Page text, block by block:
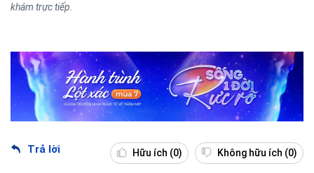
khám trực tiếp.
Trả lời Hữu ích (0) Không hữu ích (0)